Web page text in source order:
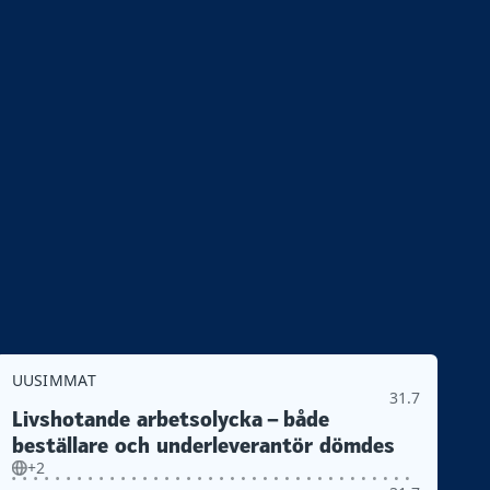
UUSIMMAT
31.7
Livshotande arbetsolycka – både
beställare och underleverantör dömdes
+2